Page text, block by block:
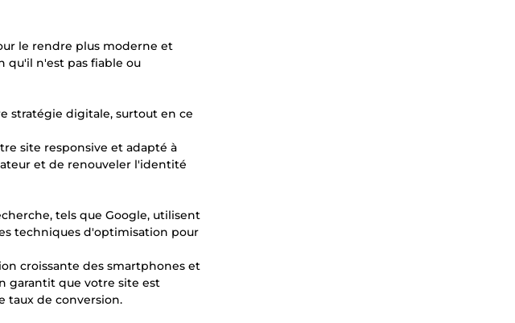
le rendre plus moderne et
qu'il n'est pas fiable ou
stratégie digitale, surtout en ce
site responsive et adapté à
et de renouveler l'identité
tels que Google, utilisent
techniques d'optimisation pour
croissante des smartphones et
garantit que votre site est
taux de conversion.